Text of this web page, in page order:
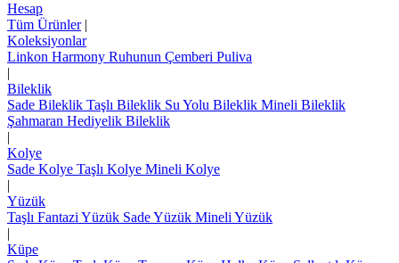
Hesap
Tüm Ürünler |
Koleksiyonlar
Linkon Harmony Ruhunun Çemberi Puliva
|
Bileklik
Sade Bileklik Taşlı Bileklik Su Yolu Bileklik Mineli Bileklik
Şahmaran Hediyelik Bileklik
|
Kolye
Sade Kolye Taşlı Kolye Mineli Kolye
|
Yüzük
Taşlı Fantazi Yüzük Sade Yüzük Mineli Yüzük
|
Küpe